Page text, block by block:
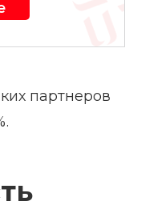
партнеров